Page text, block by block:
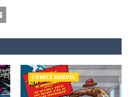
CÓMICS MARVEL